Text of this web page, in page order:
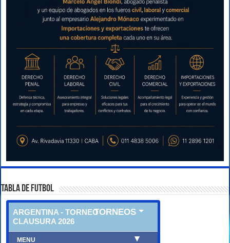
TABLA DE FUTBOL